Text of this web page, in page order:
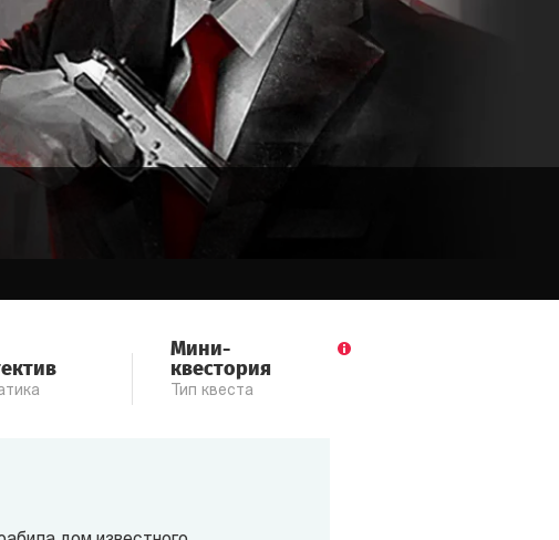
Мини-
квестория
Тип квеста